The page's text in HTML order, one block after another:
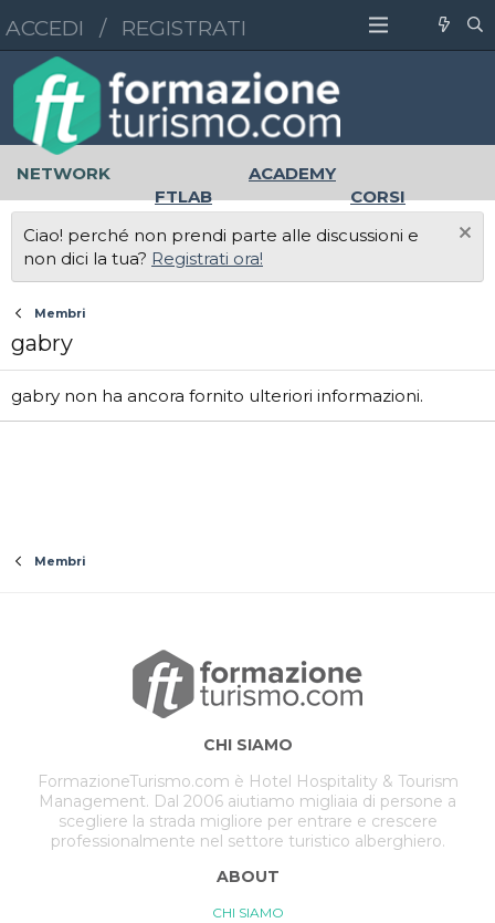
ACCEDI / REGISTRATI
NETWORK
ACADEMY
FTLAB
CORSI
LAVORO
Ciao! perché non prendi parte alle discussioni e
non dici la tua? Registrati ora!
Membri
gabry
gabry non ha ancora fornito ulteriori informazioni.
Membri
CHI SIAMO
FormazioneTurismo.com è Hotel Hospitality & Tourism
Management. Dal 2006 aiutiamo migliaia di persone a
scegliere la strada migliore per entrare e crescere
professionalmente nel settore turistico alberghiero.
ABOUT
CHI SIAMO